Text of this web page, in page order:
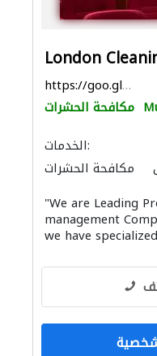
London
https://goo.gl/maps/Er9pWkG9CPogCfMu5
مكافحة الحشرات
الخدمات:
مكافحة الحشرات
صيانة مكيفات
الحجر والرخام
خدمات التنظيف
"We are Leading
management
we have